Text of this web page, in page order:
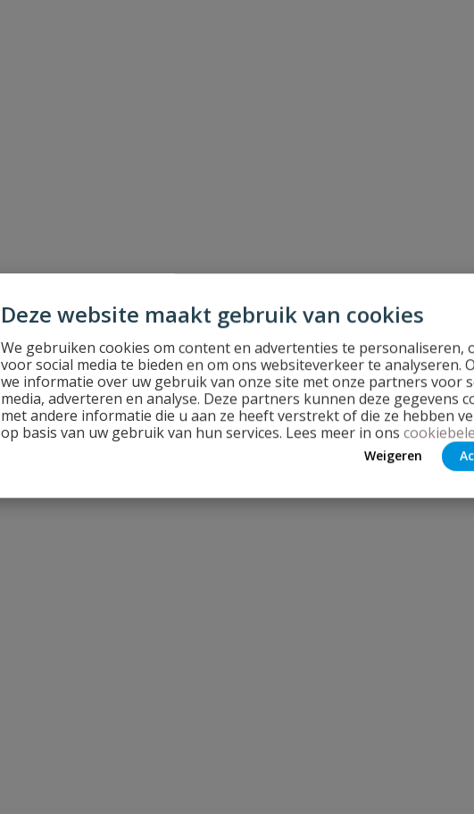
Deze website maakt gebruik van cookies
We gebruiken cookies om content en advertenties te personaliseren,
voor social media te bieden en om ons websiteverkeer te analyseren.
we informatie over uw gebruik van onze site met onze partners voor
media, adverteren en analyse. Deze partners kunnen deze gegevens
met andere informatie die u aan ze heeft verstrekt of die ze hebben
op basis van uw gebruik van hun services. Lees meer in ons
Weigeren